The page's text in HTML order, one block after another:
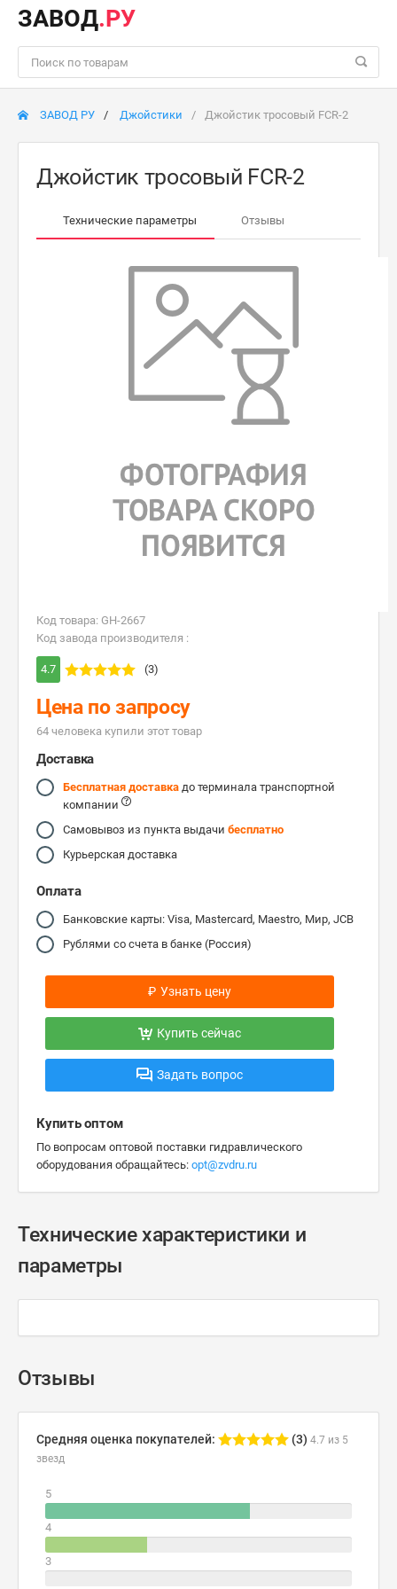
ЗАВОД.РУ
ЗАВОД РУ Джойстики Джойстик тросовый FCR-2
Джойстик тросовый FCR-2
Технические параметры Отзывы
Код товара: GH-2667
Код завода производителя :
4.7 (3)
Цена по запросу
64 человекa купили этот товар
Доставка
Бесплатная доставка до терминала транспортной
компании
Самовывоз из пункта выдачи бесплатно
Курьерская доставка
Оплата
Банковские карты: Visa, Mastercard, Maestro, Мир, JCB
Рублями со счета в банке (Россия)
₽ Узнать цену
Купить сейчас
Задать вопрос
Купить оптом
По вопросам оптовой поставки гидравлического
оборудования обращайтесь: opt@zvdru.ru
Технические характеристики и
параметры
Отзывы
Средняя оценка покупателей: (3) 4.7 из 5
звезд
5
4
3